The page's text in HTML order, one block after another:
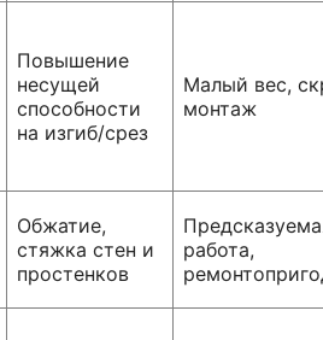
Повышение
несущей
способности
на изгиб/срез
Малый вес,
монтаж
Обжатие,
стяжка стен и
простенков
работа,